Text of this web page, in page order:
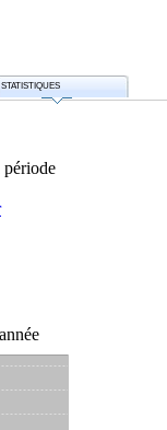
STATISTIQUES